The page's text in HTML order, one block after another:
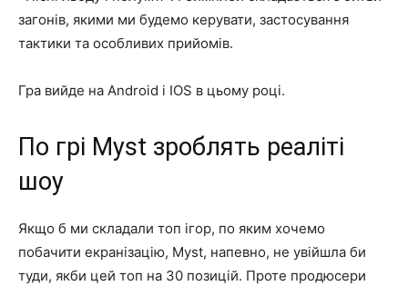
загонів, якими ми будемо керувати, застосування
тактики та особливих прийомів.
Гра вийде на Android і IOS в цьому році.
По грі Myst зроблять реаліті
шоу
Якщо б ми складали топ ігор, по яким хочемо
побачити екранізацію, Myst, напевно, не увійшла би
туди, якби цей топ на 30 позицій. Проте продюсери